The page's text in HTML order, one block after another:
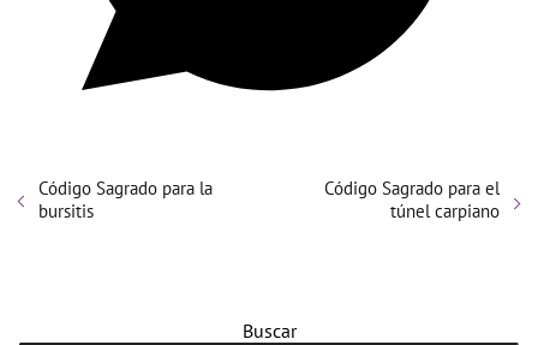
Código Sagrado para la
bursitis
Código Sagrado para el
túnel carpiano
Buscar